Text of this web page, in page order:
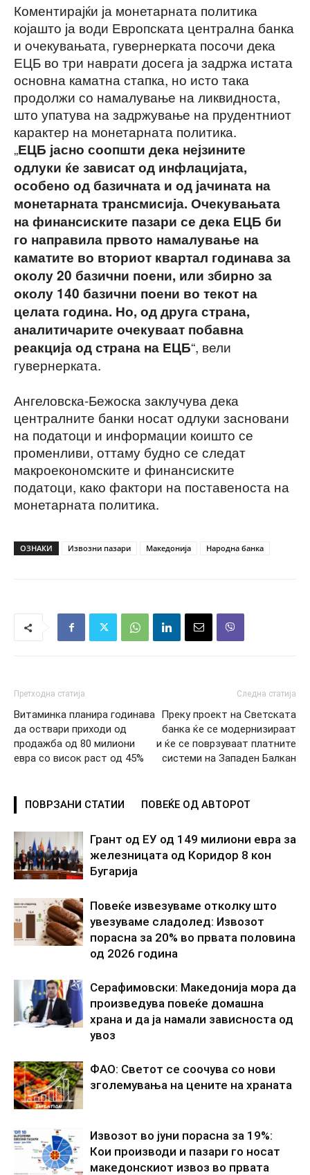
Коментирајќи ја монетарната политика
којашто ја води Европската централна банка
и очекувањата, гувернерката посочи дека
ЕЦБ во три наврати досега ја задржа истата
основна каматна стапка, но исто така
продолжи со намалување на ликвидноста,
што упатува на задржување на прудентниот
карактер на монетарната политика.
„ЕЦБ јасно соопшти дека нејзините
одлуки ќе зависат од инфлацијата,
особено од базичната и од јачината на
монетарната трансмисија. Очекувањата
на финансиските пазари се дека ЕЦБ би
го направила првото намалување на
каматите во вториот квартал годинава за
околу 20 базични поени, или збирно за
околу 140 базични поени во текот на
целата година. Но, од друга страна,
аналитичарите очекуваат побавна
реакција од страна на ЕЦБ“, вели
гувернерката.
Ангеловска-Бежоска заклучува дека
централните банки носат одлуки засновани
на податоци и информации коишто се
променливи, оттаму будно се следат
макроекономските и финансиските
податоци, како фактори на поставеноста на
монетарната политика.
ОЗНАКИ Извозни пазари Македонија Народна банка
Претходна статија
Витаминка планира годинава
да оствари приходи од
продажба од 80 милиони
евра со висок раст од 45%
Следна статија
Преку проект на Светската
банка ќе се модернизираат
и ќе се поврзуваат платните
системи на Западен Балкан
ПОВРЗАНИ СТАТИИ ПОВЕЌЕ ОД АВТОРОТ
Грант од ЕУ од 149 милиони евра за
железницата од Коридор 8 кон
Бугарија
Повеќе извезуваме отколку што
увезуваме сладолед: Извозот
порасна за 20% во првата половина
од 2026 година
Серафимовски: Македонија мора да
произведува повеќе домашна
храна и да ја намали зависноста од
увоз
ФАО: Светот се соочува со нови
зголемувања на цените на храната
Извозот во јуни порасна за 19%:
Кои производи и пазари го носат
македонскиот извоз во првата